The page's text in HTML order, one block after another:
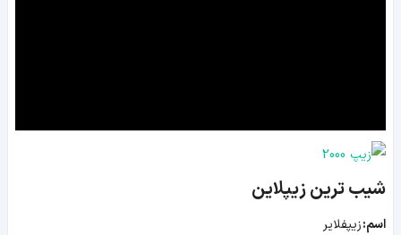
شیب ترین زیپلاین
اسم:زیپفلایر